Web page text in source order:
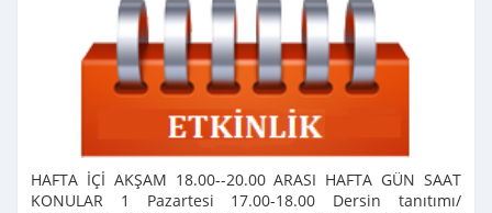
HAFTA İÇİ AKŞAM 18.00--20.00 ARASI HAFTA GÜN SAAT
KONULAR 1 Pazartesi 17.00-18.00 Dersin tanıtımı/